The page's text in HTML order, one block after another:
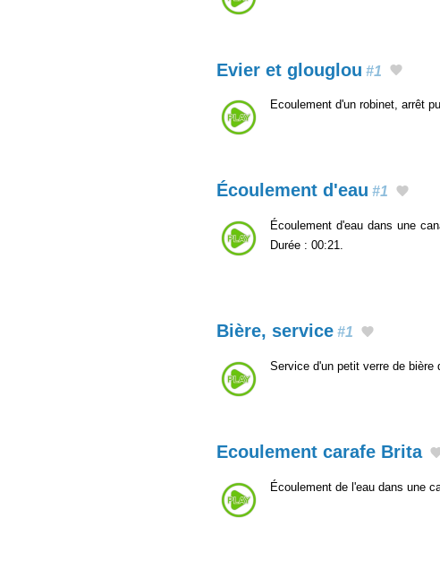
Evier et glouglou #1
Ecoulement d'un robinet, arrêt
Écoulement d'eau #1
Écoulement d'eau dans une
Durée : 00:21.
Bière, service #1
Service d'un petit verre de bière
Ecoulement carafe Brita
Écoulement de l'eau dans une